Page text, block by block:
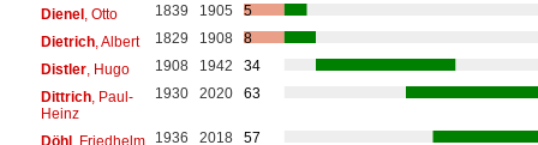
Dienel, Otto 1839 1905
5
Dietrich, Albert 1829 1908
8
Distler, Hugo 1908 1942
34
Dittrich, Paul-
Heinz
1930 2020 63
Döhl, Friedhelm 1936 2018
57